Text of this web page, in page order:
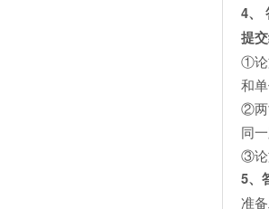
4、
提
①论
和
②两
同
③论
5、
准